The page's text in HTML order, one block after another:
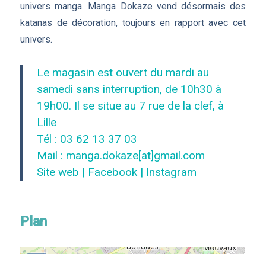
univers manga. Manga Dokaze vend désormais des
katanas de décoration, toujours en rapport avec cet
univers.
Le magasin est ouvert du mardi au
samedi sans interruption, de 10h30 à
19h00. Il se situe au 7 rue de la clef, à
Lille
Tél : 03 62 13 37 03
Mail : manga.dokaze[at]gmail.com
Site web | Facebook | Instagram
Plan